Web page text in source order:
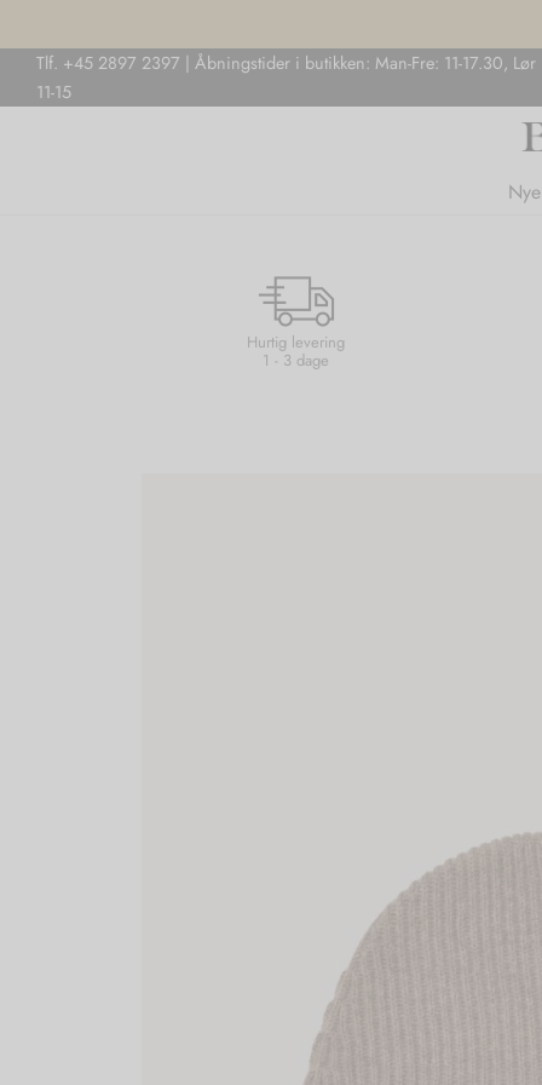
Tlf. +45 2897 2397 | Åbningstider i butikken: Man-Fre: 11-17.30, Lør
11-15
Hurtig levering
1 - 3 dage